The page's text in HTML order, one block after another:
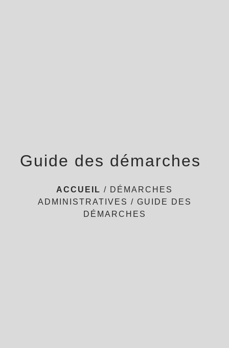
Guide des démarches
ACCUEIL / DÉMARCHES
ADMINISTRATIVES / GUIDE DES
DÉMARCHES